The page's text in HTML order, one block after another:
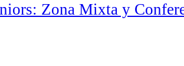
Zona Mixta y